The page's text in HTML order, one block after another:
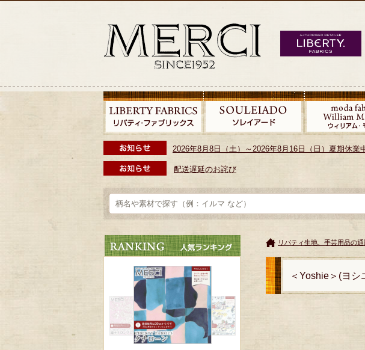
2026年8月8日（土）～2026年8月16日（日）夏期休業
配送遅延のお詫び
リバティ生地、手芸用品の
＜Yoshie＞(ヨ